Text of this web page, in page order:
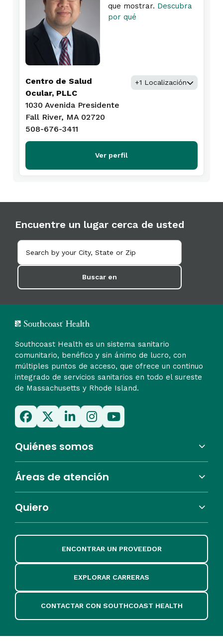
que mostrar. Descubra
por qué
Centro de Salud
Ocular, PLLC
1030 Avenida Presidente
Fall River, MA 02720
508-676-3411
+1 Localización
Ver perfil
Encuentre un lugar cerca de usted
Buscar en
Southcoast Health es un sistema sanitario
comunitario, benéfico y sin ánimo de lucro, con
múltiples puntos de acceso, que ofrece un continuo
integrado de servicios sanitarios en todo el sureste
de Massachusetts y Rhode Island.
Quiénes somos
Áreas de atención
Quiero
ENCONTRAR UN PROVEEDOR
EXPLORAR CARRERAS
CONTACTAR CON SOUTHCOAST HEALTH